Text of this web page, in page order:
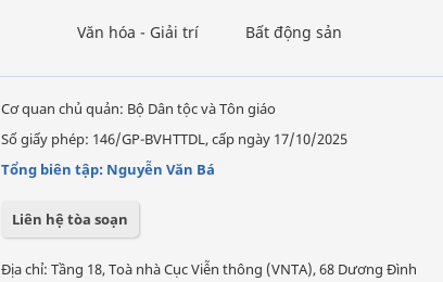
Văn hóa - Giải trí Bất động sản
Cơ quan chủ quản: Bộ Dân tộc và Tôn giáo
Số giấy phép: 146/GP-BVHTTDL, cấp ngày 17/10/2025
Tổng biên tập: Nguyễn Văn Bá
Liên hệ tòa soạn
Địa chỉ: Tầng 18, Toà nhà Cục Viễn thông (VNTA), 68 Dương Đình